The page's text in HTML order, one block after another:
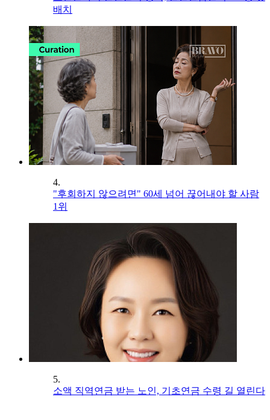
배치
4.
"후회하지 않으려면" 60세 넘어 끊어내야 할 사람
1위
5.
소액 직역연금 받는 노인, 기초연금 수령 길 열린다